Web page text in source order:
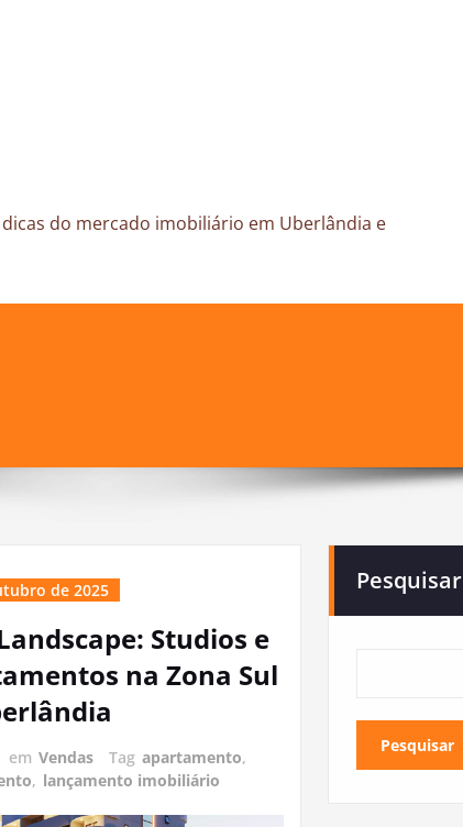
do mercado imobiliário em Uberlândia e
de 2025
Studios e
na Zona Sul
em Vendas Tag apartamento,
, lançamento imobiliário
Pesquisar
Pesquisar